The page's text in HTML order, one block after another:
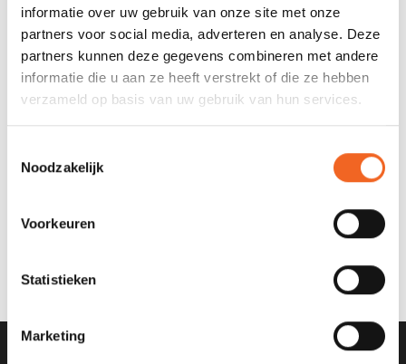
informatie over uw gebruik van onze site met onze
partners voor social media, adverteren en analyse. Deze
partners kunnen deze gegevens combineren met andere
informatie die u aan ze heeft verstrekt of die ze hebben
verzameld op basis van uw gebruik van hun services.
Noodzakelijk
Voorkeuren
Statistieken
Marketing
Deze druipringen van Kajak Sport passen op een steel
met een diameter van 28 millimeter. Dit model past op
deelbare en niet deelbare peddels.
Nog niet gewaardeerd